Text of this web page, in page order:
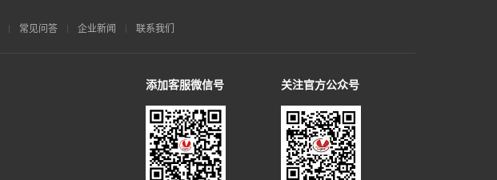
常见问答 企业新闻 联系我们
添加客服微信号 关注官方公众号